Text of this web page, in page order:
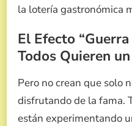
la lotería gastronómica
El Efecto
Todos Quieren
Pero no crean que solo
disfrutando de la fama.
están experimentando